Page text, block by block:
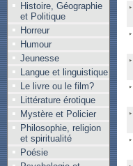
Histoire, Géographie
et Politique
Horreur
Humour
Jeunesse
Langue et linguistique
Le livre ou le film?
Littérature érotique
Mystère et Policier
Philosophie, religion
et spiritualité
Poésie